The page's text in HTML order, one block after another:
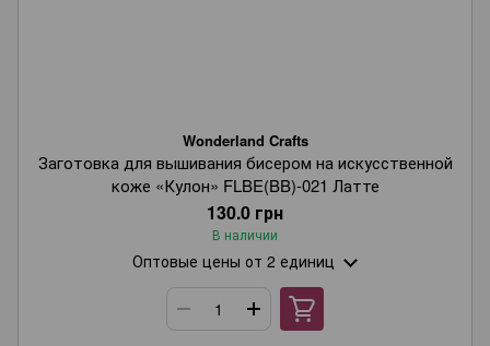
Wonderland Crafts
Заготовка для вышивания бисером на искусственной
коже «Кулон» FLBE(BB)-021 Латте
130.0 грн
В наличии
Оптовые цены от 2 единиц